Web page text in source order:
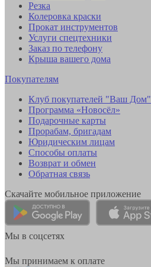
Резка
Колеровка краски
Прокат инструментов
Услуги спецтехники
Заказ по телефону
Крыша вашего дома
Покупателям
Клуб покупателей "Ваш Дом"
Программа «Новосёл»
Подарочные карты
Прорабам, бригадам
Юридическим лицам
Способы оплаты
Возврат и обмен
Обратная связь
Скачайте мобильное приложение
Мы в соцсетях
Мы принимаем к оплате